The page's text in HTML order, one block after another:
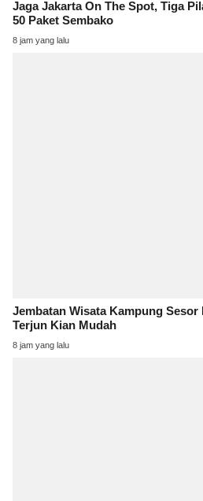
Jaga Jakarta On The Spot, Tiga
50 Paket Sembako
8 jam yang lalu
Jembatan Wisata Kampung Sesor
Terjun Kian Mudah
8 jam yang lalu